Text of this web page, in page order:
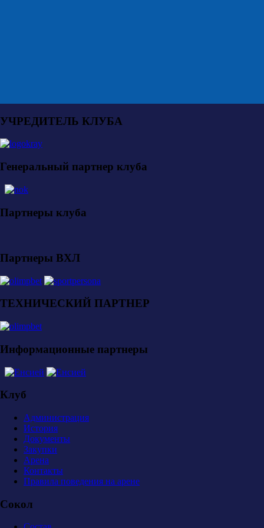
УЧРЕДИТЕЛЬ КЛУБА
Генеральный партнер клуба
Партнеры клуба
Партнеры ВХЛ
ТЕХНИЧЕСКИЙ ПАРТНЕР
Информационные партнеры
Клуб
Администрация
История
Документы
Закупки
Арена
Контакты
Правила поведения на арене
Сокол